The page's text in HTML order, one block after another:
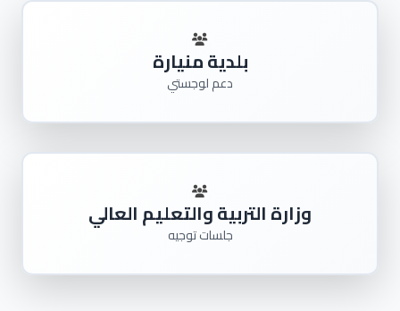
بلدية منيارة
دعم لوجستي
وزارة التربية والتعليم العالي
جلسات توجيه